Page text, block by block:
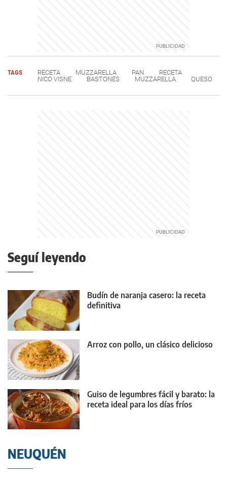
TAGS RECETA MUZZARELLA PAN
RECETA
NICO VISNE
BASTONES MUZZARELLA QUESO
Seguí leyendo
Budín de naranja casero: la receta
definitiva
Arroz con pollo, un clásico delicioso
Guiso de legumbres fácil y barato: la
receta ideal para los días fríos
NEUQUÉN